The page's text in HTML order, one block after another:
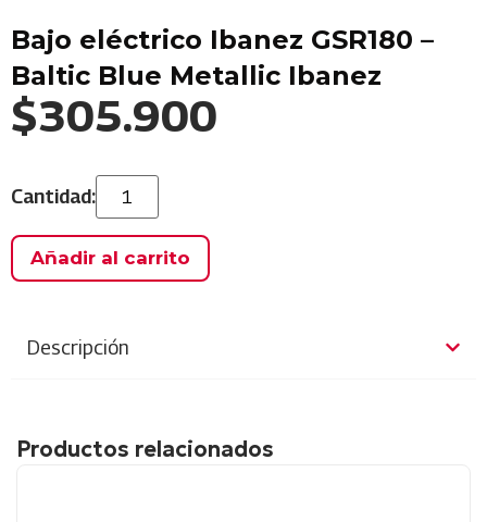
Bajo eléctrico Ibanez GSR180 –
Baltic Blue Metallic Ibanez
$305.900
Añadir al carrito
Descripción
Productos relacionados